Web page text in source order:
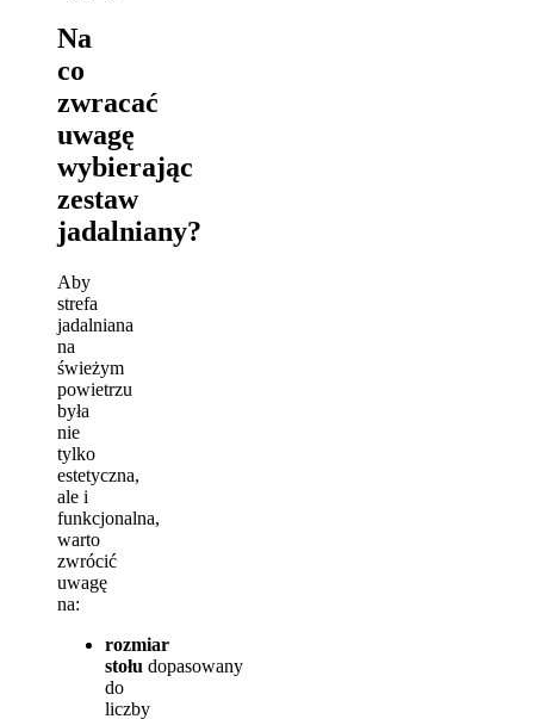
Na
co
zwracać
uwagę
wybierając
zestaw
jadalniany?
Aby
strefa
jadalniana
na
świeżym
powietrzu
była
nie
tylko
estetyczna,
ale i
funkcjonalna,
warto
zwrócić
uwagę
na:
rozmiar
stołu dopasowany
do
liczby